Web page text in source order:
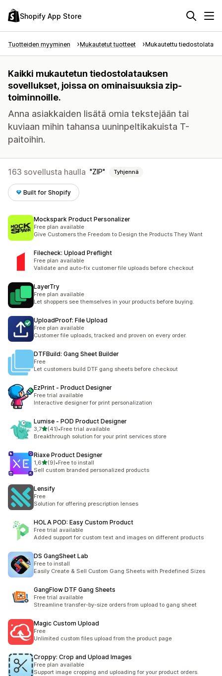
Shopify App Store
Tuotteiden myyminen Mukautetut tuotteet Mukautettu tiedostolataus
Kaikki mukautetun tiedostolatauksen
sovellukset, joissa on ominaisuuksia zip-
toiminnoille.
Anna asiakkaiden lisätä omia tekstejään tai
kuviaan mihin tahansa uuninpeltikakuista T-
paitoihin.
163 sovellusta haulla ZIP Tyhjennä
Built for Shopify
Mockspark Product Personalizer
Free plan available
Give Customers the Freedom to Design the Products They Want
Filecheck: Upload Preflight
Free plan available
Validate and auto-fix customer file uploads before checkout
LayerTry
Free plan available
Let shoppers see themselves in your products before buying.
UploadProof: File Upload
Free plan available
Customer file uploads, tracked and proven on every order.
DTFBuild: Gang Sheet Builder
Free
Let customers build DTF gang sheets before checkout
EzPrint ‑ Product Designer
Free trial available
Interactive designer for print personalization
Lumise ‑ POD Product Designer
3,7/ 5 tähteä
(41)
41 arvostelua yhteensä
•Free trial available
Breakthrough solution for your print services store
Riaxe Product Designer
1,6/ 5 tähteä
(9)
9 arvostelua yhteensä
•Free to install
Sell custom branded personalized products
Lensify
Free
Solution for offering prescription lenses
HOLA POD: Easy Custom Product
Free trial available
Added support for custom text and images on different products
DS GangSheet Lab
Free to install
Easily Create & Sell Custom Gang Sheets with Predefined Sizes
GangFlow DTF Gang Sheets
Free trial available
Streamline transfer-by-size orders from upload to gang sheet
Magic Custom Upload
Free
Unlimited custom files upload from the product page
Croppy: Crop and Upload Images
Free plan available
Support image cropping and uploading for your product orders.